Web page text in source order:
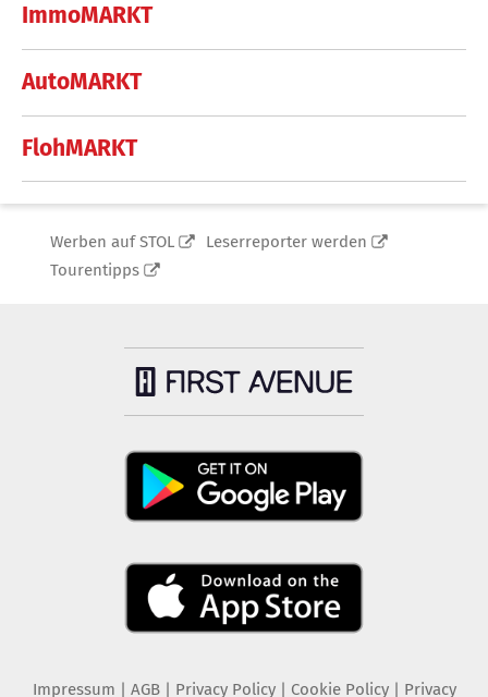
ImmoMARKT
AutoMARKT
FlohMARKT
Werben auf STOL
Leserreporter werden
Tourentipps
Impressum AGB Privacy Policy| Cookie Policy| Privacy